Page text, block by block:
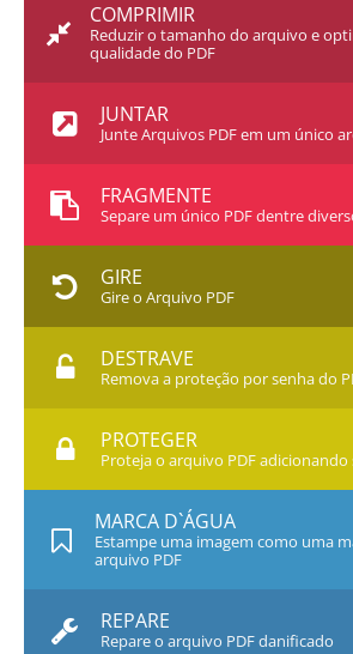
COMPRIMIR
Reduzir o tamanho do arquivo e
qualidade do PDF
JUNTAR
Junte Arquivos PDF em um único
FRAGMENTE
Separe um único PDF dentre
GIRE
Gire o Arquivo PDF
DESTRAVE
Remova a proteção por senha do
PROTEGER
Proteja o arquivo PDF adicionando
MARCA D`ÁGUA
Estampe uma imagem como uma
arquivo PDF
REPARE
Repare o arquivo PDF danificado